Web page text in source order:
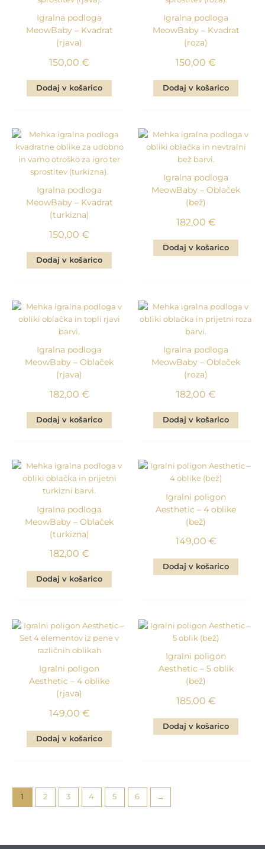
Igralna podloga
MeowBaby – Kvadrat
(rjava)
150,00 €
Dodaj v košarico
Igralna podloga
MeowBaby – Kvadrat
(roza)
150,00 €
Dodaj v košarico
Igralna podloga
MeowBaby – Kvadrat
(turkizna)
150,00 €
Dodaj v košarico
Igralna podloga
MeowBaby – Oblaček
(bež)
182,00 €
Dodaj v košarico
Igralna podloga
MeowBaby – Oblaček
(rjava)
182,00 €
Dodaj v košarico
Igralna podloga
MeowBaby – Oblaček
(roza)
182,00 €
Dodaj v košarico
Igralna podloga
MeowBaby – Oblaček
(turkizna)
182,00 €
Dodaj v košarico
Igralni poligon
Aesthetic – 4 oblike
(bež)
149,00 €
Dodaj v košarico
Igralni poligon
Aesthetic – 4 oblike
(rjava)
149,00 €
Dodaj v košarico
Igralni poligon
Aesthetic – 5 oblik
(bež)
185,00 €
Dodaj v košarico
1 2 3 4 5 6 →